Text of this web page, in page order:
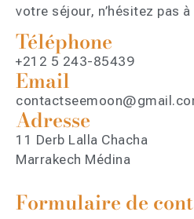
votre séjour, n’hésitez pas
Téléphone
+212 5 243-85439
Email
Adresse
11 Derb Lalla Chacha
Marrakech Médina
Formulaire de